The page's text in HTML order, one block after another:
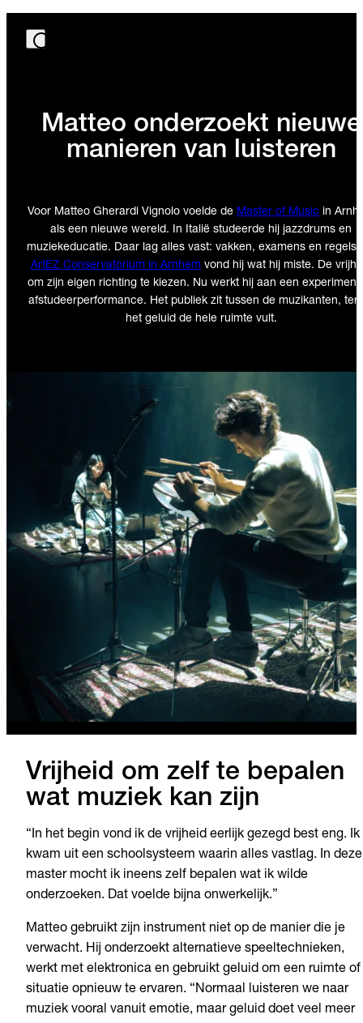
Matteo onderzoekt nieuwe
manieren van luisteren
Voor Matteo Gherardi Vignolo voelde de Master of Music in
als een nieuwe wereld. In Italië studeerde hij jazzdrums en
muziekeducatie. Daar lag alles vast: vakken, examens en regels.
ArtEZ Conservatorium in Arnhem vond hij wat hij miste. De
om zijn eigen richting te kiezen. Nu werkt hij aan een
afstudeerperformance. Het publiek zit tussen de muzikanten,
het geluid de hele ruimte vult.
Vrijheid om zelf te bepalen
wat muziek kan zijn
“In het begin vond ik de vrijheid eerlijk gezegd best eng. Ik
kwam uit een schoolsysteem waarin alles vastlag. In deze
master mocht ik ineens zelf bepalen wat ik wilde
onderzoeken. Dat voelde bijna onwerkelijk.”
Matteo gebruikt zijn instrument niet op de manier die je
verwacht. Hij onderzoekt alternatieve speeltechnieken,
werkt met elektronica en gebruikt geluid om een ruimte of
situatie opnieuw te ervaren. “Normaal luisteren we naar
muziek vooral vanuit emotie, maar geluid doet veel meer